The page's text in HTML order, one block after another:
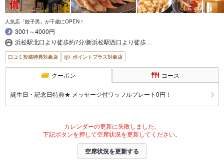
人気店「餃子男」が千歳にOPEN！
3001～4000円
浜松駅北口より徒歩約7分/新浜松駅西口より徒歩…
口コミ投稿特典対象店 ポイントプラス対象店
クーポン コース
誕生日・記念日特典★ メッセージ付ワッフルプレート0円！
カレンダーの更新に失敗しました。
下記ボタンを押して空席状況を更新してください。
空席状況を更新する